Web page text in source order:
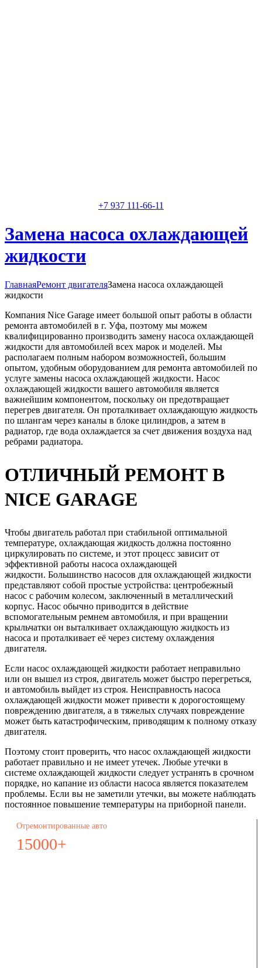
+7 937 111-66-11
Замена насоса охлаждающей
жидкости
ГлавнаяРемонт двигателяЗамена насоса охлаждающей
жидкости
Компания Nice Garage имеет большой опыт работы в области
ремонта автомобилей в г. Уфа, поэтому мы можем
квалифицированно производить замену насоса охлаждающей
жидкости для автомобилей всех марок и моделей. Мы
располагаем полным набором возможностей, большим
опытом, удобным оборудованием для ремонта автомобилей по
услуге замены насоса охлаждающей жидкости. Насос
охлаждающей жидкости вашего автомобиля является
важнейшим компонентом, поскольку он предотвращает
перегрев двигателя. Он проталкивает охлаждающую жидкость
по шлангам через каналы в блоке цилиндров, а затем в
радиатор, где вода охлаждается за счет движения воздуха над
ребрами радиатора.
ОТЛИЧНЫЙ РЕМОНТ В
NICE GARAGE
Чтобы двигатель работал при стабильной оптимальной
температуре, охлаждающая жидкость должна постоянно
циркулировать по системе, и этот процесс зависит от
эффективной работы насоса охлаждающей
жидкости. Большинство насосов для охлаждающей жидкости
представляют собой простые устройства: центробежный
насос с рабочим колесом, заключенный в металлический
корпус. Насос обычно приводится в действие
вспомогательным ремнем автомобиля, и при вращении
крыльчатки он выталкивает охлаждающую жидкость из
насоса и проталкивает её через систему охлаждения
двигателя.
Если насос охлаждающей жидкости работает неправильно
или он вышел из строя, двигатель может быстро перегреться,
и автомобиль выйдет из строя. Неисправность насоса
охлаждающей жидкости может привести к дорогостоящему
повреждению двигателя, а в тяжелых случаях повреждение
может быть катастрофическим, приводящим к полному отказу
двигателя.
Поэтому стоит проверить, что насос охлаждающей жидкости
работает правильно и не имеет утечек. Любые утечки в
системе охлаждающей жидкости следует устранять в срочном
порядке, но капание из области насоса является показателем
проблемы. Если вы не заметили утечки, вы можете наблюдать
постоянное повышение температуры на приборной панели.
Отремонтированные авто
15000+